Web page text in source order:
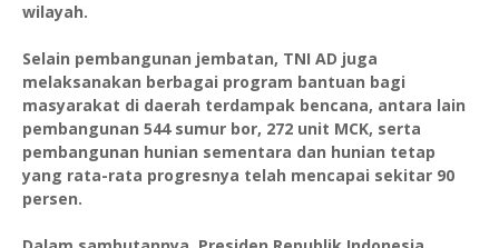
wilayah.
Selain pembangunan jembatan, TNI AD juga
melaksanakan berbagai program bantuan bagi
masyarakat di daerah terdampak bencana, antara lain
pembangunan 544 sumur bor, 272 unit MCK, serta
pembangunan hunian sementara dan hunian tetap
yang rata-rata progresnya telah mencapai sekitar 90
persen.